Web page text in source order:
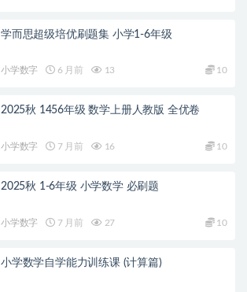
学而思超级培优刷题集 小学1-6年级
小学数字 6 月前 13 10
2025秋 1456年级 数学上册人教版 全优卷
小学数字 7 月前 16 10
2025秋 1-6年级 小学数学 必刷题
小学数字 7 月前 27 10
小学数学自学能力训练课 (计算篇)